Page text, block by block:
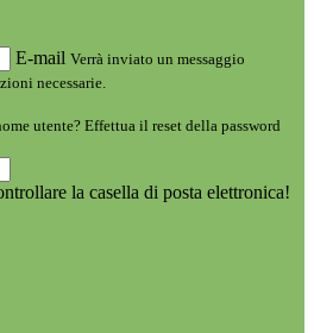
E-mail Verrà inviato un messaggio
necessarie.
utente? Effettua il reset della password
la casella di posta elettronica!